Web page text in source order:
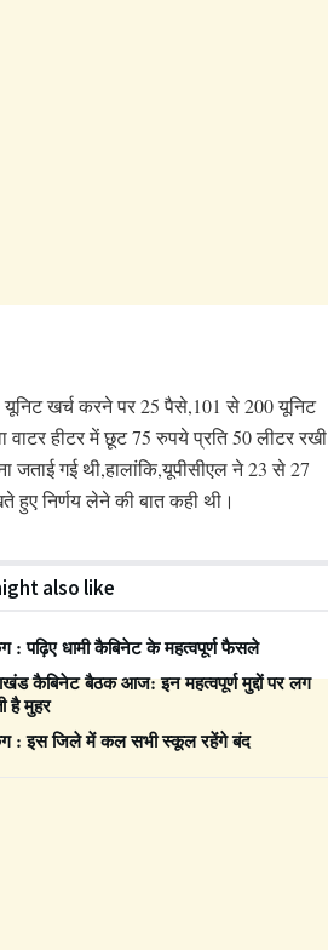
यूनिट खर्च करने पर 25 पैसे,101 से 200 यूनिट
हीटर में छूट 75 रुपये प्रति 50 लीटर रखी
गई थी,हालांकि,यूपीसीएल ने 23 से 27
हुए निर्णय लेने की बात कही थी।
also like
: पढ़िए धामी कैबिनेट के महत्वपूर्ण फैसले
कैबिनेट बैठक आज: इन महत्वपूर्ण मुद्दों पर लग
है मुहर
: इस जिले में कल सभी स्कूल रहेंगे बंद